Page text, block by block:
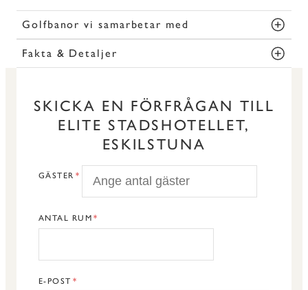
Golfbanor vi samarbetar med
Fakta & Detaljer
SKICKA EN FÖRFRÅGAN TILL
ELITE STADSHOTELLET,
ESKILSTUNA
GÄSTER
ANTAL RUM
E-POST